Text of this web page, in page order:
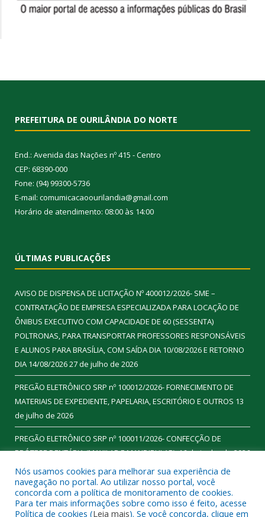
PREFEITURA DE OURILÂNDIA DO NORTE
End.: Avenida das Nações nº 415 - Centro
CEP: 68390-000
Fone: (94) 99300-5736
E-mail: comumicacaoourilandia@gmail.com
Horário de atendimento: 08:00 às 14:00
ÚLTIMAS PUBLICAÇÕES
AVISO DE DISPENSA DE LICITAÇÃO Nº 400012/2026- SME –
CONTRATAÇÃO DE EMPRESA ESPECIALIZADA PARA LOCAÇÃO DE
ÔNIBUS EXECUTIVO COM CAPACIDADE DE 60 (SESSENTA)
POLTRONAS, PARA TRANSPORTAR PROFESSORES RESPONSÁVEIS
E ALUNOS PARA BRASÍLIA, COM SAÍDA DIA 10/08/2026 E RETORNO
DIA 14/08/202627 de julho de 2026
PREGÃO ELETRÔNICO SRP nº 100012/2026- FORNECIMENTO DE
MATERIAIS DE EXPEDIENTE, PAPELARIA, ESCRITÓRIO E OUTROS 13
de julho de 2026
PREGÃO ELETRÔNICO SRP nº 100011/2026- CONFECÇÃO DE
PRÓTESE DENTÁRIA (MAXILAR E MANDIBULAR).16 de junho de 2026
Todos os direitos reservados a Prefeitura Municipal de
Nós usamos cookies para melhorar sua experiência de
navegação no portal. Ao utilizar nosso portal, você
concorda com a política de monitoramento de cookies.
Para ter mais informações sobre como isso é feito, acesse
Política de cookies (Leia mais). Se você concorda, clique em